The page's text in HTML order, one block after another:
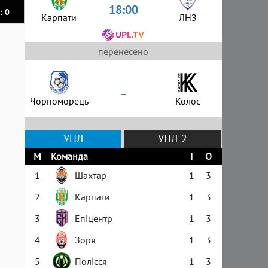
0 Карпати 18:00 ЛНЗ
перенесено
Чорноморець – Колос
УПЛ УПЛ-2
М Команда І
О
1
Шахтар 1
3
2
Карпати 1
3
3
Епіцентр 1
3
4
Зоря 1
3
5
Полісся 1
3